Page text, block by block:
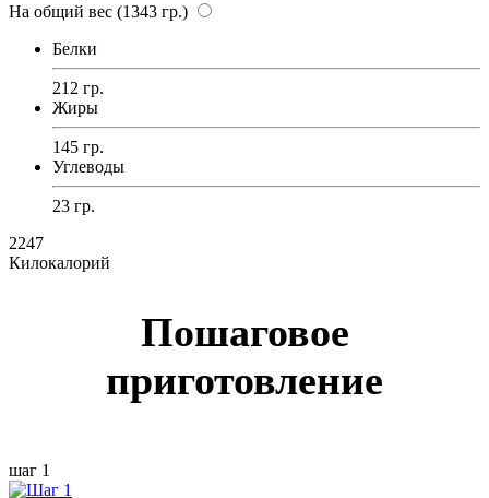
На общий вес (1343 гр.)
Белки
212 гр.
Жиры
145 гр.
Углеводы
23 гр.
2247
Килокалорий
Пошаговое
приготовление
шаг 1